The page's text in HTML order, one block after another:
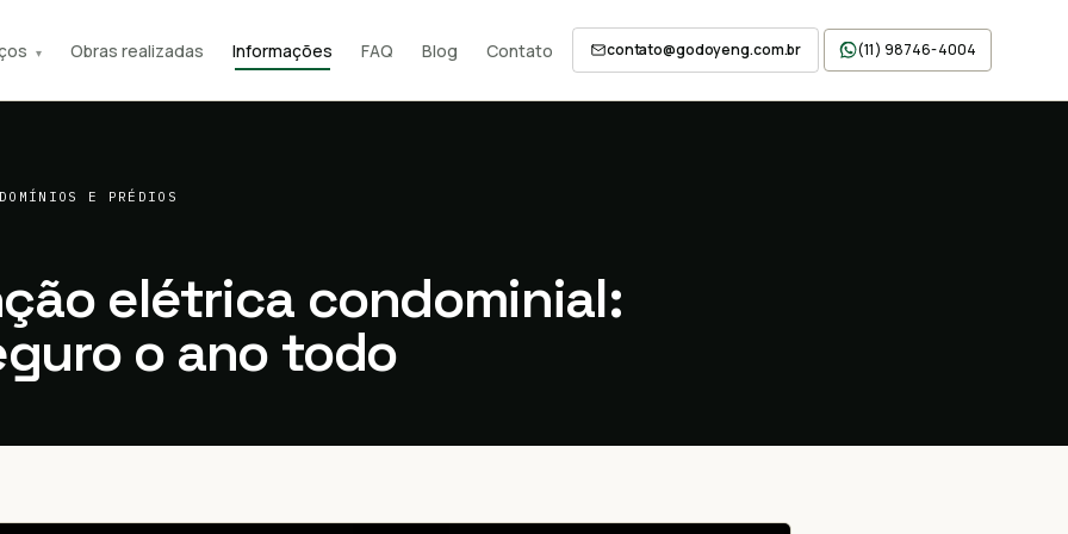
▾ Obras realizadas Informações FAQ Blog Contato contato@godoyeng.com.br (11) 98746-4004
E PRÉDIOS
elétrica condominial:
o ano todo